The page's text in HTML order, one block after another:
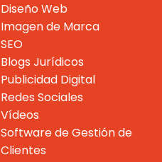
Diseño Web
Imagen de Marca
SEO
Blogs Jurídicos
Publicidad Digital
Redes Sociales
Vídeos
Software de Gestión de
Clientes